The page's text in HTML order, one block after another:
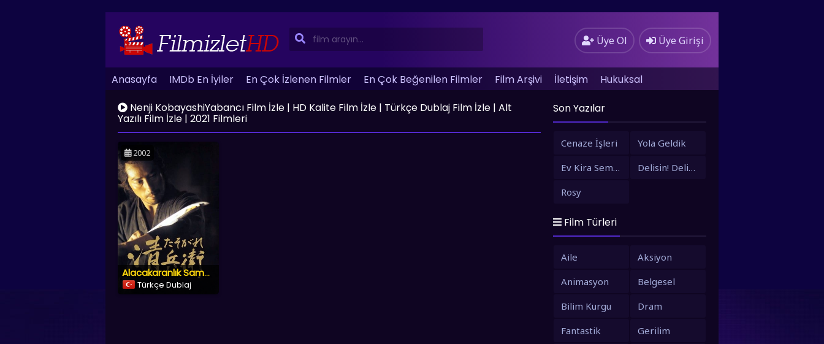
Üye Ol Üye Girişi
Anasayfa IMDb En İyiler En Çok İzlenen Filmler En Çok Beğenilen Filmler Film Arşivi İletişim
Hukuksal
Nenji KobayashiYabancı Film İzle | HD Kalite Film İzle | Türkçe Dublaj Film İzle | Alt
Yazılı Film İzle | 2021 Filmleri
2002
Alacakaranlık Samurayı
Türkçe Dublaj
Son Yazılar
Cenaze İşleri
Yola Geldik
Ev Kira Semt Bizim
Delisin! Delisin!
Rosy
Film Türleri
Aile
Aksiyon
Animasyon
Belgesel
Bilim Kurgu
Dram
Fantastik
Gerilim